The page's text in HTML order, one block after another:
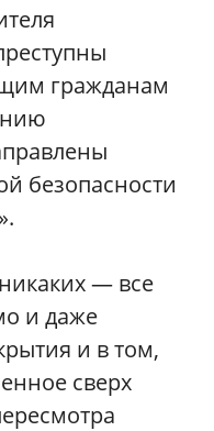
гражданам
безопасности
— все
и даже
и в том,
сверх